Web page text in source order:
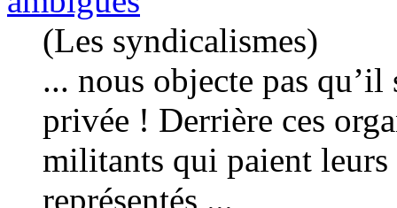
(Les syndicalismes)
... nous objecte pas qu’il
privée ! Derrière ces
militants qui paient leurs
représentés ...